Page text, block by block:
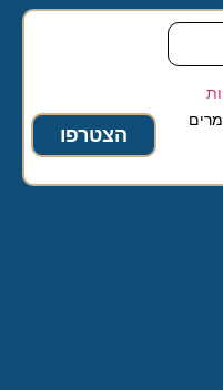
הצטרפו